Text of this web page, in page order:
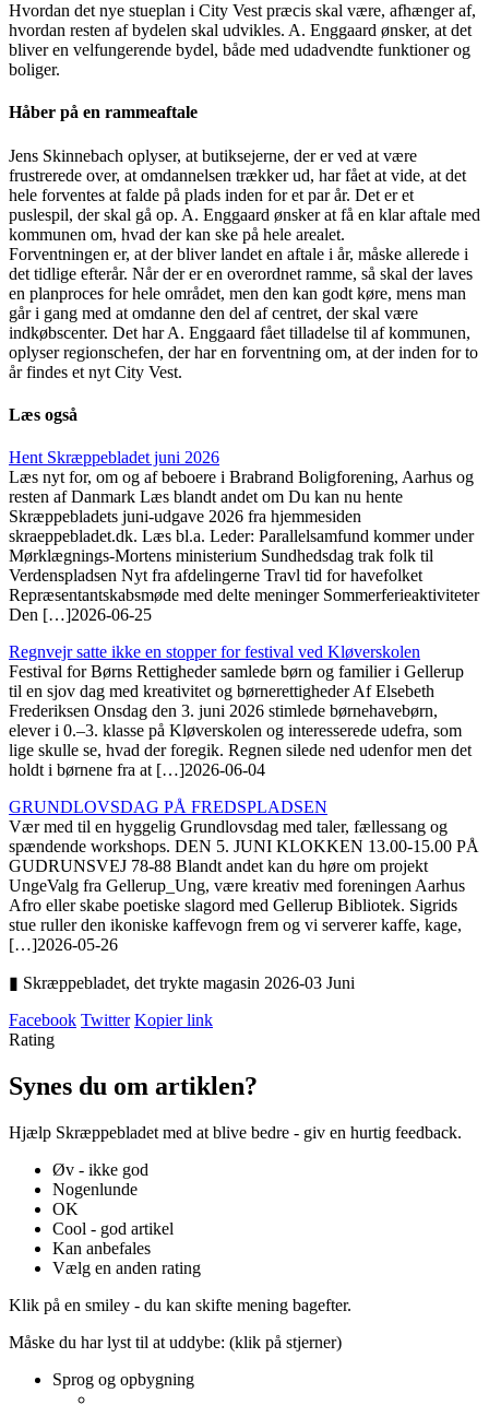
Hvordan det nye stueplan i City Vest præcis skal være, afhænger af,
hvordan resten af bydelen skal udvikles. A. Enggaard ønsker, at det
bliver en velfungerende bydel, både med udadvendte funktioner og
boliger.
Håber på en rammeaftale
Jens Skinnebach oplyser, at butiksejerne, der er ved at være
frustrerede over, at omdannelsen trækker ud, har fået at vide, at det
hele forventes at falde på plads inden for et par år. Det er et
puslespil, der skal gå op. A. Enggaard ønsker at få en klar aftale med
kommunen om, hvad der kan ske på hele arealet.
Forventningen er, at der bliver landet en aftale i år, måske allerede i
det tidlige efterår. Når der er en overordnet ramme, så skal der laves
en planproces for hele området, men den kan godt køre, mens man
går i gang med at omdanne den del af centret, der skal være
indkøbscenter. Det har A. Enggaard fået tilladelse til af kommunen,
oplyser regionschefen, der har en forventning om, at der inden for to
år findes et nyt City Vest.
Læs også
Hent Skræppebladet juni 2026
Læs nyt for, om og af beboere i Brabrand Boligforening, Aarhus og
resten af Danmark Læs blandt andet om Du kan nu hente
Skræppebladets juni-udgave 2026 fra hjemmesiden
skraeppebladet.dk. Læs bl.a. Leder: Parallelsamfund kommer under
Mørklægnings-Mortens ministerium Sundhedsdag trak folk til
Verdenspladsen Nyt fra afdelingerne Travl tid for havefolket
Repræsentantskabsmøde med delte meninger Sommerferieaktiviteter
Den […]2026-06-25
Regnvejr satte ikke en stopper for festival ved Kløverskolen
Festival for Børns Rettigheder samlede børn og familier i Gellerup
til en sjov dag med kreativitet og børnerettigheder Af Elsebeth
Frederiksen Onsdag den 3. juni 2026 stimlede børnehavebørn,
elever i 0.–3. klasse på Kløverskolen og interesserede udefra, som
lige skulle se, hvad der foregik. Regnen silede ned udenfor men det
holdt i børnene fra at […]2026-06-04
GRUNDLOVSDAG PÅ FREDSPLADSEN
Vær med til en hyggelig Grundlovsdag med taler, fællessang og
spændende workshops. DEN 5. JUNI KLOKKEN 13.00-15.00 PÅ
GUDRUNSVEJ 78-88 Blandt andet kan du høre om projekt
UngeValg fra Gellerup_Ung, være kreativ med foreningen Aarhus
Afro eller skabe poetiske slagord med Gellerup Bibliotek. Sigrids
stue ruller den ikoniske kaffevogn frem og vi serverer kaffe, kage,
[…]2026-05-26
▮ Skræppebladet, det trykte magasin 2026-03 Juni
Facebook Twitter Kopier link
Rating
Synes du om artiklen?
Hjælp Skræppebladet med at blive bedre - giv en hurtig feedback.
Øv - ikke god
Nogenlunde
OK
Cool - god artikel
Kan anbefales
Vælg en anden rating
Klik på en smiley - du kan skifte mening bagefter.
Måske du har lyst til at uddybe: (klik på stjerner)
Sprog og opbygning